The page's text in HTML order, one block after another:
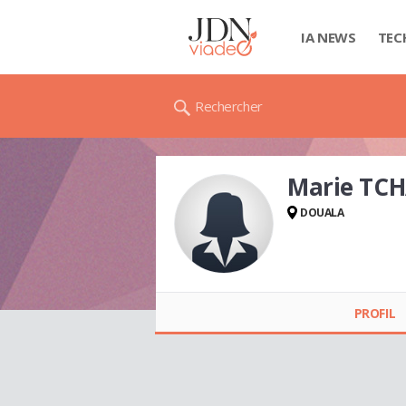
IA NEWS
Rechercher
Marie
DOUALA
PROFIL